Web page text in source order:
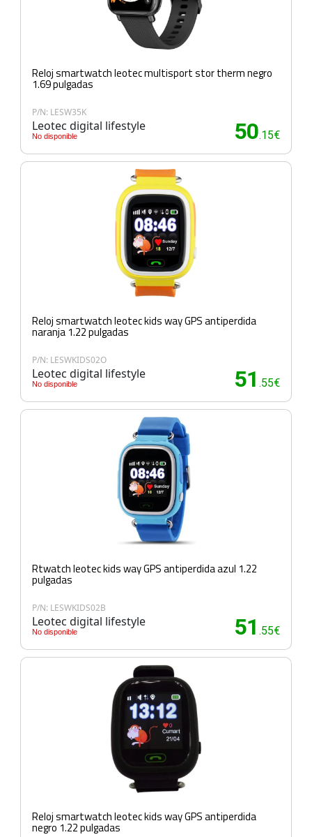
Reloj smartwatch leotec multisport stor therm negro
1.69 pulgadas
P/N: LESW35K
Leotec digital lifestyle
No disponible 50.15€
Reloj smartwatch leotec kids way GPS antiperdida
naranja 1.22 pulgadas
P/N: LESWKIDS02O
Leotec digital lifestyle
No disponible 51 .55€
Rtwatch leotec kids way GPS antiperdida azul 1.22
pulgadas
P/N: LESWKIDS02B
Leotec digital lifestyle
No disponible 51 .55€
Reloj smartwatch leotec kids way GPS antiperdida
negro 1.22 pulgadas